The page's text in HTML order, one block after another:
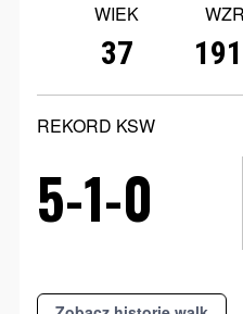
WIEK
37
REKORD KSW
5-1-0